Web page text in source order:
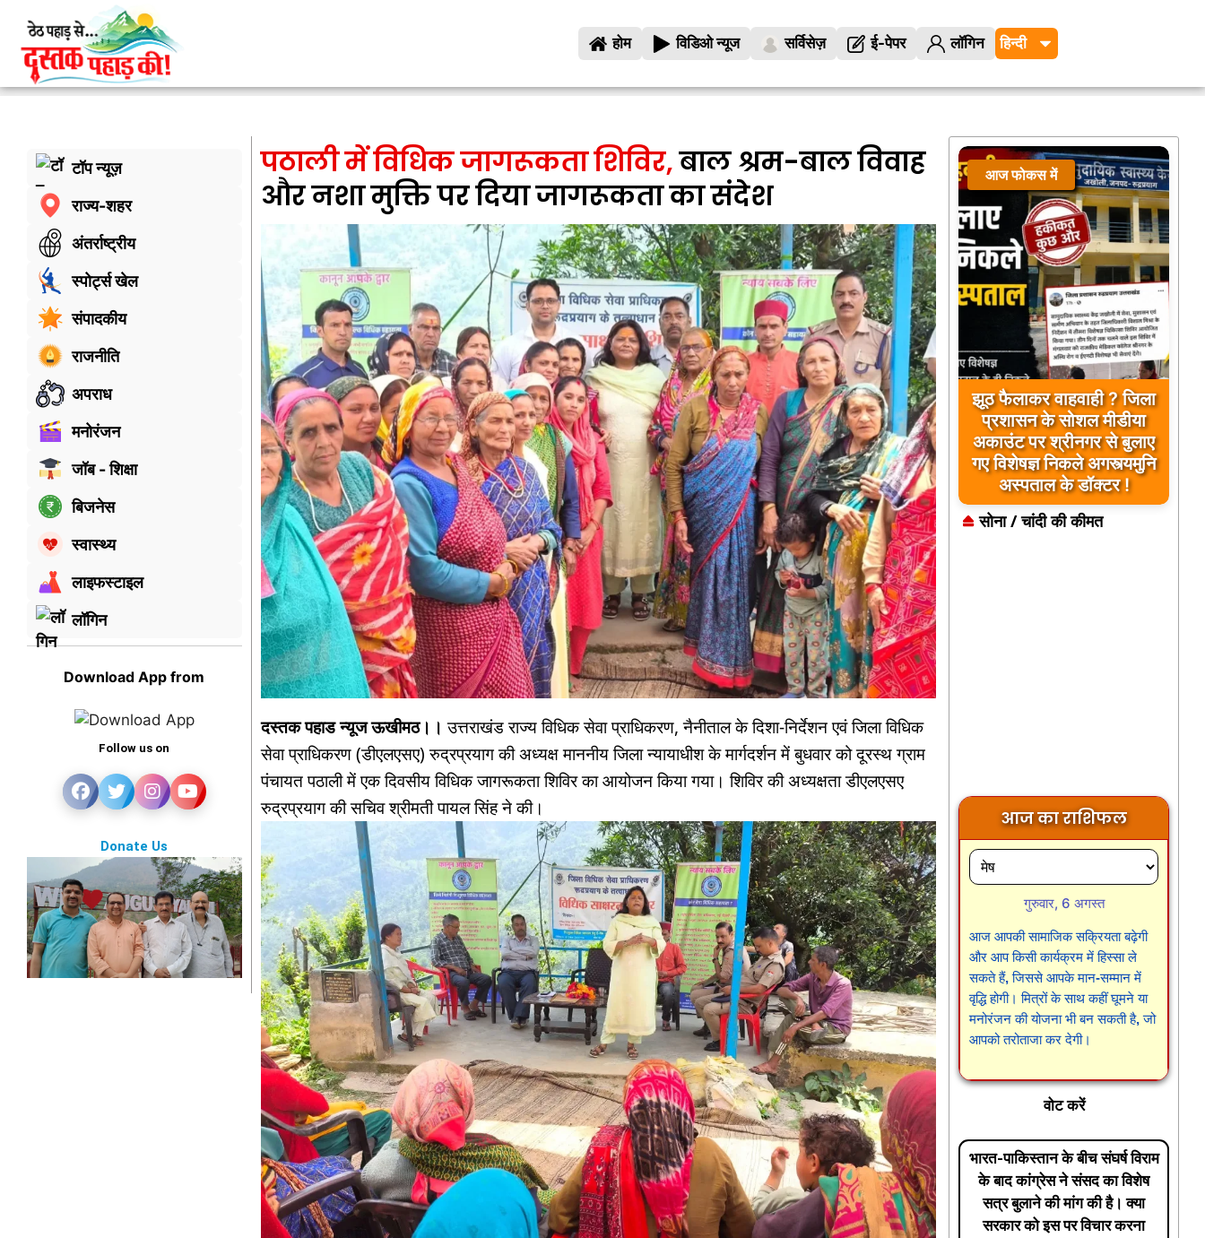
होम विडिओ न्यूज सर्विसेज़ ई-पेपर लॉगिन
टॉप न्यूज़
राज्य-शहर
अंतर्राष्ट्रीय
स्पोर्ट्स खेल
संपादकीय
राजनीति
अपराध
मनोरंजन
जॉब - शिक्षा
बिजनेस
स्वास्थ्य
लाइफस्टाइल
लॉगिन
Download App from
Follow us on
Donate Us
पठाली में विधिक जागरूकता शिविर,बाल श्रम-बाल विवाह
और नशा मुक्ति पर दिया जागरूकता का संदेश
दस्तक पहाड न्यूज ऊखीमठ।। उत्तराखंड राज्य विधिक सेवा प्राधिकरण, नैनीताल के दिशा-निर्देशन एवं जिला विधिक
सेवा प्राधिकरण (डीएलएसए) रुद्रप्रयाग की अध्यक्ष माननीय जिला न्यायाधीश के मार्गदर्शन में बुधवार को दूरस्थ ग्राम
पंचायत पठाली में एक दिवसीय विधिक जागरूकता शिविर का आयोजन किया गया। शिविर की अध्यक्षता डीएलएसए
रुद्रप्रयाग की सचिव श्रीमती पायल सिंह ने की।
आज फोकस में
झूठ फैलाकर वाहवाही ? जिला
प्रशासन के सोशल मीडीया
अकाउंट पर श्रीनगर से बुलाए
गए विशेषज्ञ निकले अगस्त्यमुनि
अस्पताल के डॉक्टर !
सोना / चांदी की कीमत
आज का राशिफल
गुरुवार, 6 अगस्त
आज आपकी सामाजिक सक्रियता बढ़ेगी
और आप किसी कार्यक्रम में हिस्सा ले
सकते हैं, जिससे आपके मान-सम्मान में
वृद्धि होगी। मित्रों के साथ कहीं घूमने या
मनोरंजन की योजना भी बन सकती है, जो
आपको तरोताजा कर देगी।
वोट करें
भारत-पाकिस्तान के बीच संघर्ष विराम
के बाद कांग्रेस ने संसद का विशेष
सत्र बुलाने की मांग की है। क्या
सरकार को इस पर विचार करना